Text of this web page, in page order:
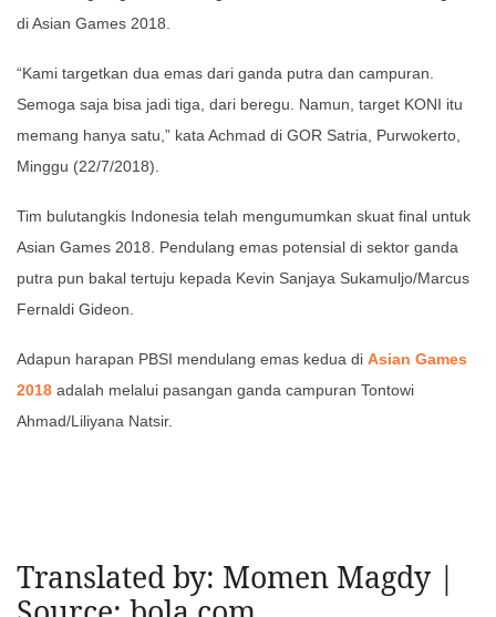
di Asian Games 2018.
“Kami targetkan dua emas dari ganda putra dan campuran.
Semoga saja bisa jadi tiga, dari beregu. Namun, target KONI itu
memang hanya satu,” kata Achmad di GOR Satria, Purwokerto,
Minggu (22/7/2018).
Tim bulutangkis Indonesia telah mengumumkan skuat final untuk
Asian Games 2018. Pendulang emas potensial di sektor ganda
putra pun bakal tertuju kepada Kevin Sanjaya Sukamuljo/Marcus
Fernaldi Gideon.
Adapun harapan PBSI mendulang emas kedua di Asian Games
2018 adalah melalui pasangan ganda campuran Tontowi
Ahmad/Liliyana Natsir.
Translated by: Momen Magdy |